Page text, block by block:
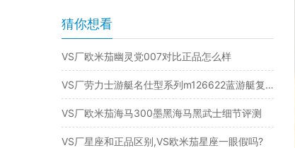
猜你想看
VS厂欧米茄幽灵党007对比正品怎么样
VS厂劳力士游艇名仕型系列m126622蓝游艇复刻表是否值得入手-VS手表怎么样
VS厂欧米茄海马300墨黑海马黑武士细节评测
VS厂星座和正品区别,VS欧米茄星座一眼假吗?